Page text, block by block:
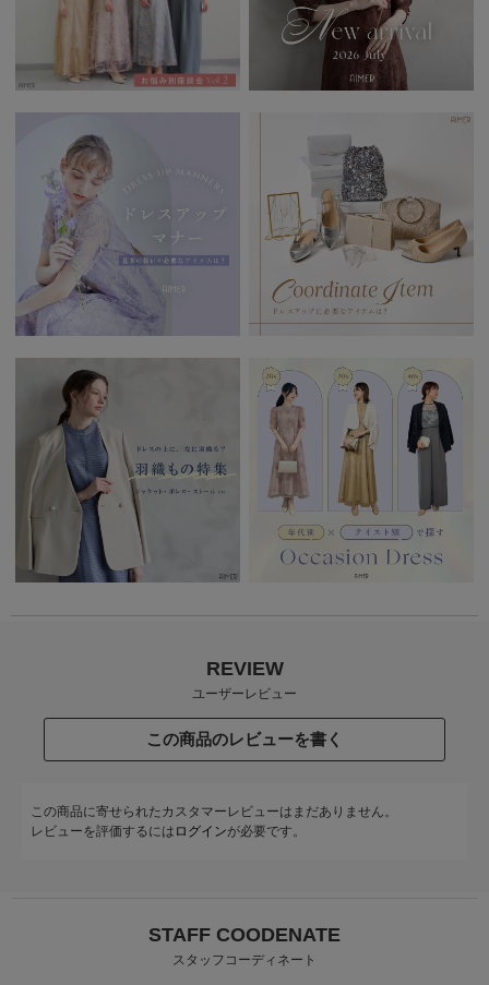
REVIEW
ユーザーレビュー
この商品のレビューを書く
この商品に寄せられたカスタマーレビューはまだありません。
レビューを評価するには ログインが必要です。
STAFF COODENATE
スタッフコーディネート